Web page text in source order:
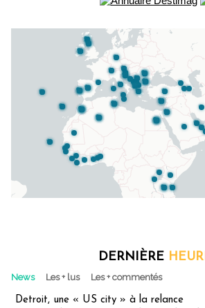
DERNIÈRE
News Les + lus Les + commentés
Detroit, une « US city » à la relance